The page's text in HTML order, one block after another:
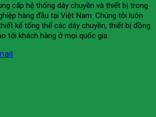
cấp hệ thống dây chuyền và thiết bị trong
hàng đầu tại Việt Nam. Chúng tôi luôn
kế tổng thể các dây chuyền, thiết bị đồng
tới khách hàng ở mọi quốc gia.